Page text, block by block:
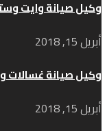
وكيل صيانة وايت
أبريل 15, 2018
وكيل صيانة غسالات
أبريل 15, 2018